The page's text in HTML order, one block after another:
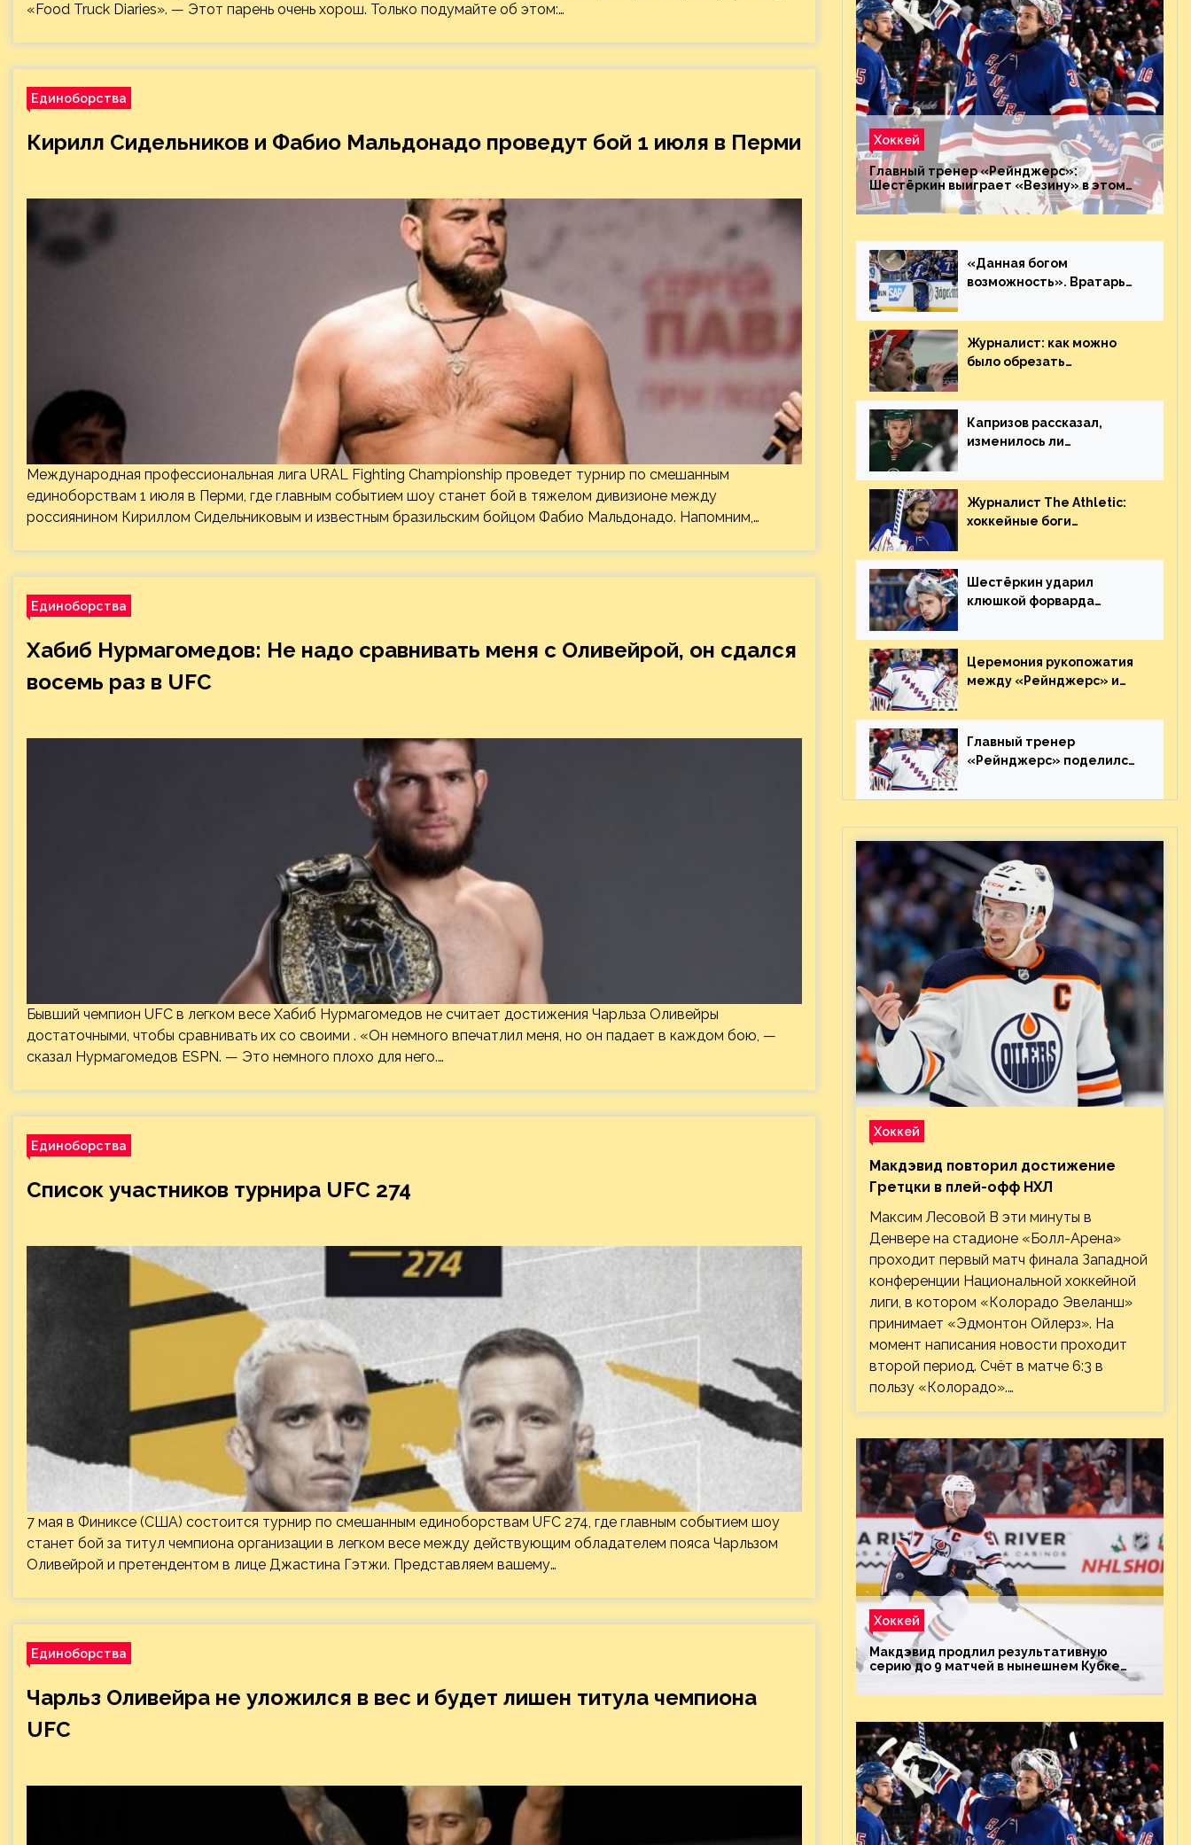
«Food Truck Diaries». — Этот парень очень хорош. Только подумайте об этом:…
Единоборства
Кирилл Сидельников и Фабио Мальдонадо проведут бой 1 июля в Перми
Международная профессиональная лига URAL Fighting Championship проведет турнир по смешанным
единоборствам 1 июля в Перми, где главным событием шоу станет бой в тяжелом дивизионе между
россиянином Кириллом Сидельниковым и известным бразильским бойцом Фабио Мальдонадо. Напомним,…
Единоборства
Хабиб Нурмагомедов: Не надо сравнивать меня с Оливейрой, он сдался
восемь раз в UFC
Бывший чемпион UFC в легком весе Хабиб Нурмагомедов не считает достижения Чарльза Оливейры
достаточными, чтобы сравнивать их со своими . «Он немного впечатлил меня, но он падает в каждом бою, —
сказал Нурмагомедов ESPN. — Это немного плохо для него.…
Единоборства
Список участников турнира UFC 274
7 мая в Финиксе (США) состоится турнир по смешанным единоборствам UFC 274, где главным событием шоу
станет бой за титул чемпиона организации в легком весе между действующим обладателем пояса Чарльзом
Оливейрой и претендентом в лице Джастина Гэтжи. Представляем вашему…
Единоборства
Чарльз Оливейра не уложился в вес и будет лишен титула чемпиона
UFC
Хоккей
Главный тренер «Рейнджерс»:
Шестёркин выиграет «Везину» в этом
году. Он невероятен
«Данная богом
возможность». Вратарь
о броске бутылкой в
Кадри
Журналист: как можно
было обрезать
Деанджело? Плохая
работа, ESPN
Капризов рассказал,
изменилось ли
из-за ситуации на
Украине
Журналист The Athletic:
хоккейные боги
стабильно великолепную
игру
Шестёркин ударил
клюшкой форварда
игравшего на пятаке.
Видео
Церемония рукопожатия
между «Рейнджерс» и
матча плей-офф. Видео
Главный тренер
«Рейнджерс» поделился
предстоящего финала
Хоккей
Макдэвид повторил достижение
Гретцки в плей-офф НХЛ
Максим Лесовой В эти минуты в
Денвере на стадионе «Болл-Арена»
проходит первый матч финала Западной
конференции Национальной хоккейной
лиги, в котором «Колорадо Эвеланш»
принимает «Эдмонтон Ойлерз». На
момент написания новости проходит
второй период. Счёт в матче 6:3 в
пользу «Колорадо».…
Хоккей
Макдэвид продлил результативную
серию до 9 матчей в нынешнем Кубке